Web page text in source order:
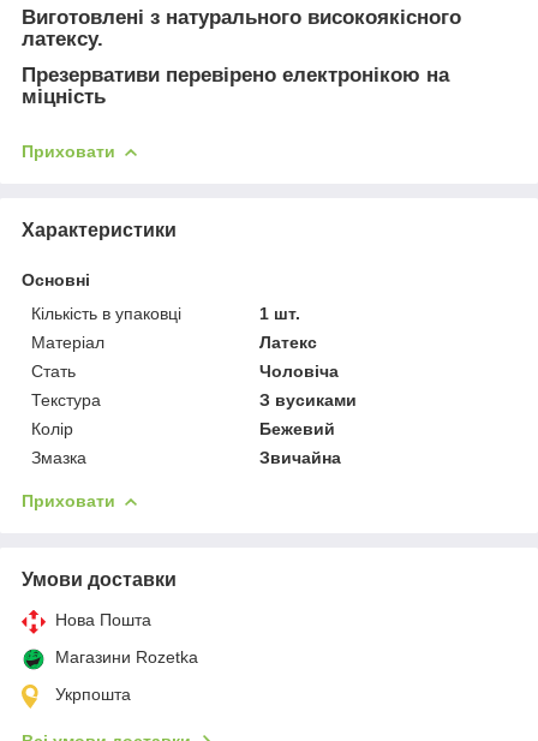
Виготовлені з натурального високоякісного
латексу.
Презервативи перевірено електронікою на
міцність
Приховати
Характеристики
Основні
Кількість в упаковці
1 шт.
Матеріал
Латекс
Стать
Чоловіча
Текстура
З вусиками
Колір
Бежевий
Змазка
Звичайна
Приховати
Умови доставки
Нова Пошта
Магазини Rozetka
Укрпошта